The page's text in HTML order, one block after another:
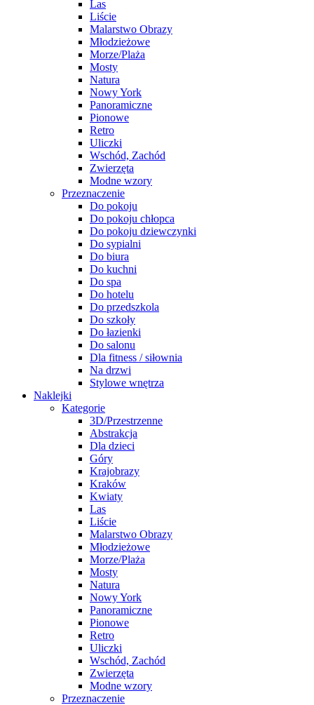
Las
Liście
Malarstwo Obrazy
Młodzieżowe
Morze/Plaża
Mosty
Natura
Nowy York
Panoramiczne
Pionowe
Retro
Uliczki
Wschód, Zachód
Zwierzęta
Modne wzory
Przeznaczenie
Do pokoju
Do pokoju chłopca
Do pokoju dziewczynki
Do sypialni
Do biura
Do kuchni
Do spa
Do hotelu
Do przedszkola
Do szkoły
Do łazienki
Do salonu
Dla fitness / siłownia
Na drzwi
Stylowe wnętrza
Naklejki
Kategorie
3D/Przestrzenne
Abstrakcja
Dla dzieci
Góry
Krajobrazy
Kraków
Kwiaty
Las
Liście
Malarstwo Obrazy
Młodzieżowe
Morze/Plaża
Mosty
Natura
Nowy York
Panoramiczne
Pionowe
Retro
Uliczki
Wschód, Zachód
Zwierzęta
Modne wzory
Przeznaczenie